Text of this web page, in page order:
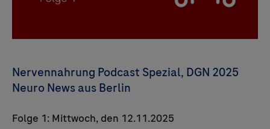
Nervennahrung Podcast Spezial, DGN 2025
Neuro News aus Berlin
Folge 1: Mittwoch, den 12.11.2025